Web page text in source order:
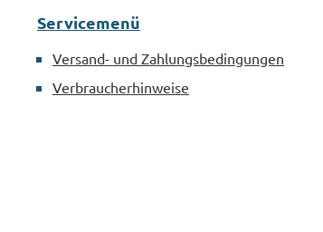
Servicemenü
Versand- und Zahlungsbedingungen
Verbraucherhinweise